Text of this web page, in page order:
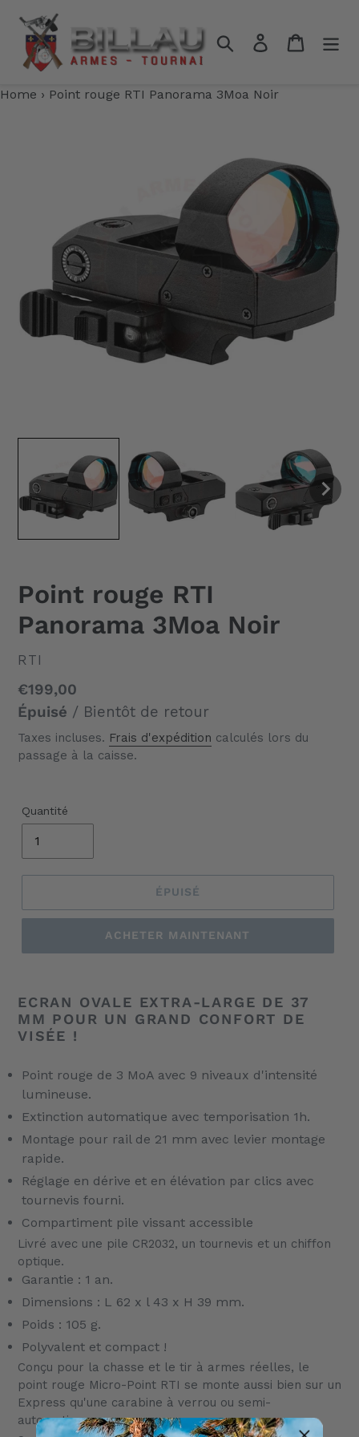
contenu
RechercherSe connecter
Panier
Home › Point rouge RTI Panorama 3Moa Noir
Point rouge RTI
Panorama 3Moa Noir
DISTRIBUTEUR
RTI
Prix
normal
€199,00
Épuisé / Bientôt de retour
Taxes incluses. Frais d'expédition calculés lors du
passage à la caisse.
Quantité
ÉPUISÉ
ACHETER MAINTENANT
d'un
produit
à
ECRAN OVALE EXTRA-LARGE DE 37
MM POUR UN GRAND CONFORT DE
VISÉE !
Point rouge de 3 MoA avec 9 niveaux d'intensité
lumineuse.
Extinction automatique avec temporisation 1h.
Montage pour rail de 21 mm avec levier montage
rapide.
Réglage en dérive et en élévation par clics avec
tournevis fourni.
Compartiment pile vissant accessible
Livré avec une pile CR2032, un tournevis et un chiffon
optique.
Garantie : 1 an.
Dimensions : L 62 x l 43 x H 39 mm.
Poids : 105 g.
Polyvalent et compact !
Conçu pour la chasse et le tir à armes réelles, le
point rouge Micro-Point RTI se monte aussi bien sur un
Express qu'une carabine à verrou ou semi-
automatique.